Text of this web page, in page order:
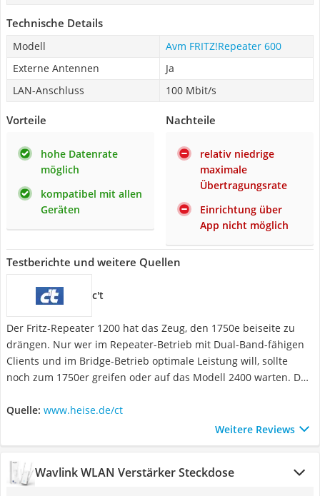
Technische Details
Modell
Avm FRITZ!Repeater 600
Externe Antennen
Ja
LAN-Anschluss
100 Mbit/s
Vorteile
hohe Datenrate
möglich
kompatibel mit allen
Geräten
Nachteile
relativ niedrige
maximale
Übertragungsrate
Einrichtung über
App nicht möglich
Testberichte und weitere Quellen
c't
Der Fritz-Repeater 1200 hat das Zeug, den 1750e beiseite zu
drängen. Nur wer im Repeater-Betrieb mit Dual-Band-fähigen
Clients und im Bridge-Betrieb optimale Leistung will, sollte
noch zum 1750er greifen oder auf das Modell 2400 warten. Der
zu großen Kompromiss, auch wenn der Preis der niedrigste in
diesem Repeater-Terzett ist. Die Musik spielt heute eben auf
Quelle: www.heise.de/ct
Weitere Reviews
Wavlink WLAN Verstärker Steckdose